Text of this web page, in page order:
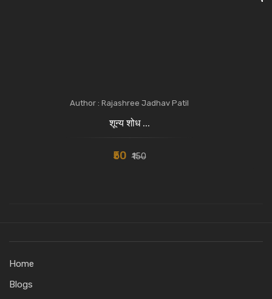
Author : Rajashree Jadhav Patil
शून्य शोध ...
₹50 ₹150
Home
Blogs